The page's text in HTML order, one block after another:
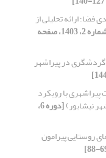
ارائه تحلیلی از
[دوره 6، شماره 2، 1403، صفحه
گردشگری در پیراشهر
با رویکرد
نیشابور) [دوره 6،
روستایی پیرامون